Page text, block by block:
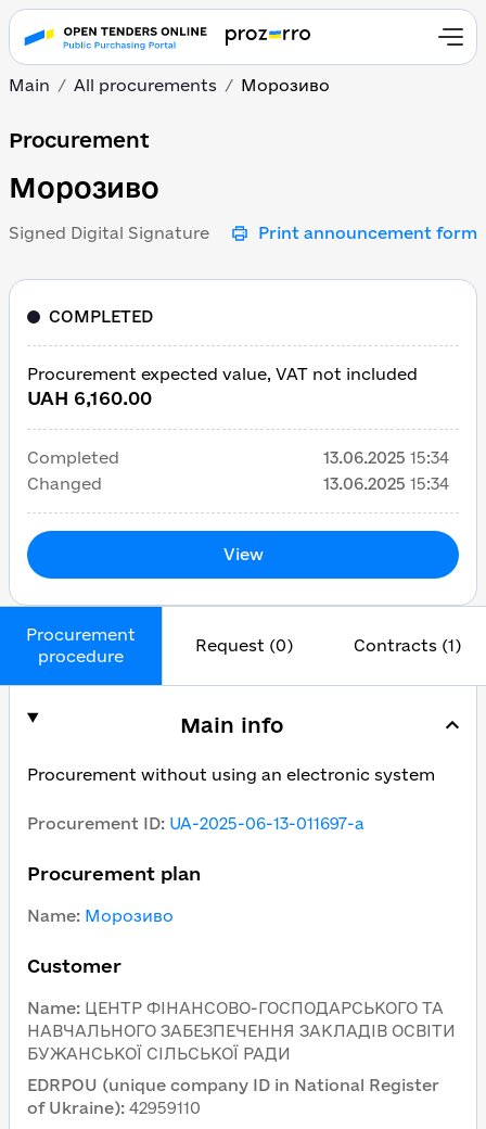
Main All procurements Морозиво
Морозиво
Procurement
Морозиво
Signed Digital Signature Print announcement form
Procurement
procedure
Request (0) Contracts (1)
Main info
Procurement without using an electronic system
Procurement ID: UA-2025-06-13-011697-a
Procurement plan
Name: Морозиво
Customer
Name: ЦЕНТР ФІНАНСОВО-ГОСПОДАРСЬКОГО ТА
НАВЧАЛЬНОГО ЗАБЕЗПЕЧЕННЯ ЗАКЛАДІВ ОСВІТИ
БУЖАНСЬКОЇ СІЛЬСЬКОЇ РАДИ
EDRPOU (unique company ID in National Register
of Ukraine): 42959110
COMPLETED
Procurement expected value, VAT not included
UAH 6,160.00
Completed 13.06.2025 15:34
Changed
13.06.2025 15:34
View